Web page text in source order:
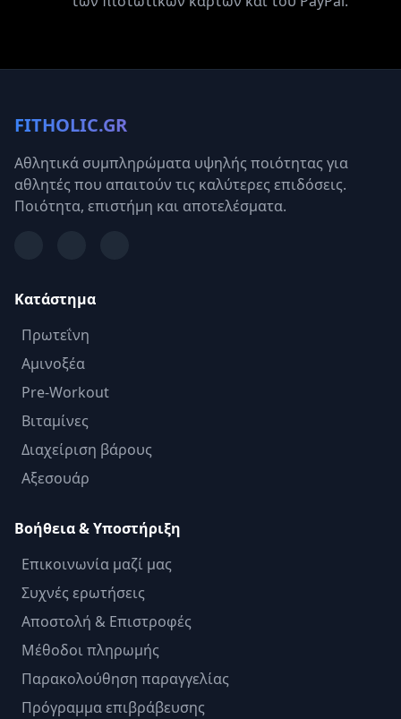
FITHOLIC.GR
Αθλητικά συμπληρώματα υψηλής ποιότητας για
αθλητές που απαιτούν τις καλύτερες επιδόσεις.
Ποιότητα, επιστήμη και αποτελέσματα.
Κατάστημα
Πρωτεΐνη
Αμινοξέα
Pre-Workout
Βιταμίνες
Διαχείριση βάρους
Αξεσουάρ
Βοήθεια & Υποστήριξη
Επικοινωνία μαζί μας
Συχνές ερωτήσεις
Αποστολή & Επιστροφές
Μέθοδοι πληρωμής
Παρακολούθηση παραγγελίας
Πρόγραμμα επιβράβευσης